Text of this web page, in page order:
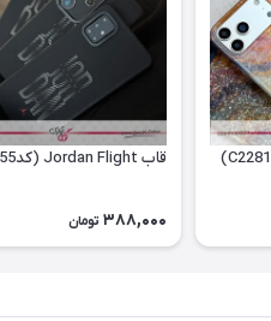
قاب Jordan Flight (کدC2055)
388,000 تومان